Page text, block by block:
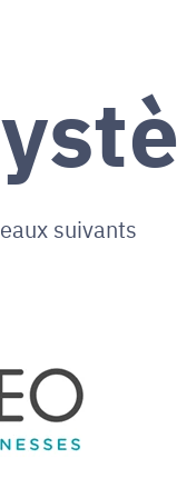
suivants